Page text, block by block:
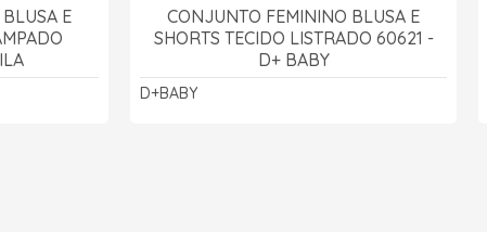
E
CONJUNTO FEMININO BLUSA E
SHORTS TECIDO LISTRADO 60621 -
D+ BABY
D+BABY